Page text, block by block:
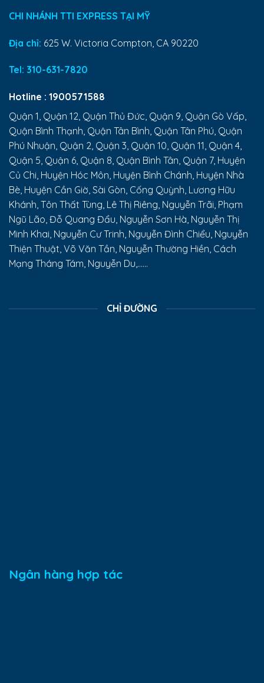
CHI NHÁNH TTI EXPRESS TẠI MỸ
Địa chỉ: 625 W. Victoria Compton, CA 90220
Tel: 310-631-7820
Hotline : 1900571588
Quận 1, Quận 12, Quận Thủ Đức, Quận 9, Quận Gò Vấp,
Quận Bình Thạnh, Quận Tân Bình, Quận Tân Phú, Quận
Phú Nhuận, Quận 2, Quận 3, Quận 10, Quận 11, Quận 4,
Quận 5, Quận 6, Quận 8, Quận Bình Tân, Quận 7, Huyện
Củ Chi, Huyện Hóc Môn, Huyện Bình Chánh, Huyện Nhà
Bè, Huyện Cần Giờ, Sài Gòn, Cống Quỳnh, Lương Hữu
Khánh, Tôn Thất Tùng, Lê Thị Riêng, Nguyễn Trãi, Phạm
Ngũ Lão, Đỗ Quang Đẩu, Nguyễn Sơn Hà, Nguyễn Thị
Minh Khai, Nguyễn Cư Trinh, Nguyễn Đình Chiểu, Nguyễn
Thiện Thuật, Võ Văn Tần, Nguyễn Thường Hiền, Cách
Mạng Tháng Tám, Nguyễn Du,......
CHỈ ĐƯỜNG
Ngân hàng hợp tác